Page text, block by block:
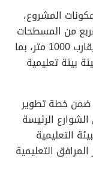
المشروع،
مساحة تتجاوز 3100 متر مربع من المسطحات
الخضراء، إلى جانب ممرات للمشاة بطول يقارب 1000 متر، بما
تعليمية
ضمن خطة تطوير
الرئيسة
التعليمية
التعليمية